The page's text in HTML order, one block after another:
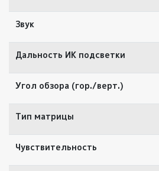
Звук
Дальность ИК подсветки
Угол обзора (гор./верт.)
Тип матрицы
Чувствительность